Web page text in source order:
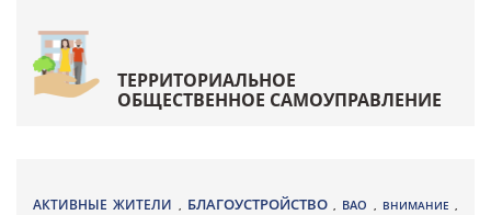
ТЕРРИТОРИАЛЬНОЕ
ОБЩЕСТВЕННОЕ САМОУПРАВЛЕНИЕ
АКТИВНЫЕ ЖИТЕЛИ , БЛАГОУСТРОЙСТВО , ВАО , ВНИМАНИЕ ,